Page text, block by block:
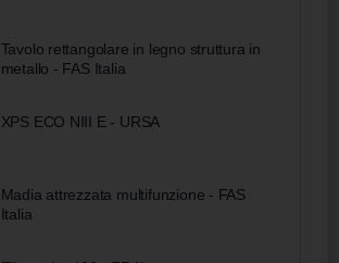
Tavolo rettangolare in legno struttura in
metallo - FAS Italia
XPS ECO NIII E - URSA
Madia attrezzata multifunzione - FAS
Italia